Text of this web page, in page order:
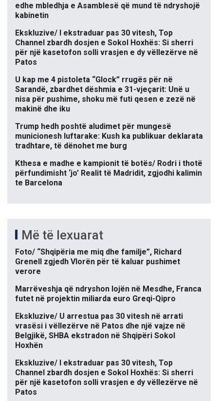
edhe mbledhja e Asamblesë që mund të ndryshojë
kabinetin
Ekskluzive/ I ekstraduar pas 30 vitesh, Top
Channel zbardh dosjen e Sokol Hoxhës: Si sherri
për një kasetofon solli vrasjen e dy vëllezërve në
Patos
U kap me 4 pistoleta “Glock” rrugës për në
Sarandë, zbardhet dëshmia e 31-vjeçarit: Unë u
nisa për pushime, shoku më futi qesen e zezë në
makinë dhe iku
Trump hedh poshtë aludimet për mungesë
municionesh luftarake: Kush ka publikuar deklarata
tradhtare, të dënohet me burg
Kthesa e madhe e kampionit të botës/ Rodri i thotë
përfundimisht ‘jo’ Realit të Madridit, zgjodhi kalimin
te Barcelona
Më të lexuarat
Foto/ “Shqipëria me miq dhe familje”, Richard
Grenell zgjedh Vlorën për të kaluar pushimet
verore
Marrëveshja që ndryshon lojën në Mesdhe, Franca
futet në projektin miliarda euro Greqi-Qipro
Ekskluzive/ U arrestua pas 30 vitesh në arrati
vrasësi i vëllezërve në Patos dhe një vajze në
Belgjikë, SHBA ekstradon në Shqipëri Sokol
Hoxhën
Ekskluzive/ I ekstraduar pas 30 vitesh, Top
Channel zbardh dosjen e Sokol Hoxhës: Si sherri
për një kasetofon solli vrasjen e dy vëllezërve në
Patos